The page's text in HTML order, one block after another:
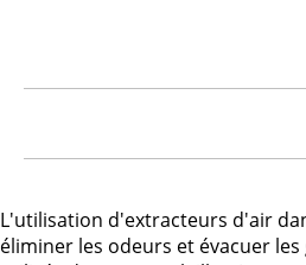
L'utilisation d'extracteurs d'air
éliminer les odeurs et évacuer